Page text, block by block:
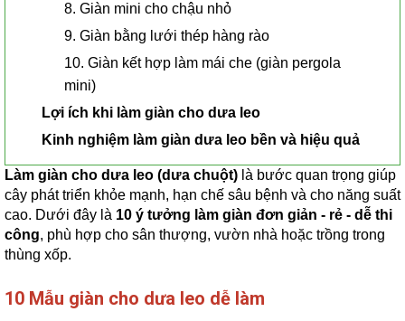
8. Giàn mini cho chậu nhỏ
9. Giàn bằng lưới thép hàng rào
10. Giàn kết hợp làm mái che (giàn pergola
mini)
Lợi ích khi làm giàn cho dưa leo
Kinh nghiệm làm giàn dưa leo bền và hiệu quả
Làm giàn cho dưa leo (dưa chuột) là bước quan trọng giúp
cây phát triển khỏe mạnh, hạn chế sâu bệnh và cho năng suất
cao. Dưới đây là 10 ý tưởng làm giàn đơn giản - rẻ - dễ thi
công, phù hợp cho sân thượng, vườn nhà hoặc trồng trong
thùng xốp.
10 Mẫu giàn cho dưa leo dễ làm